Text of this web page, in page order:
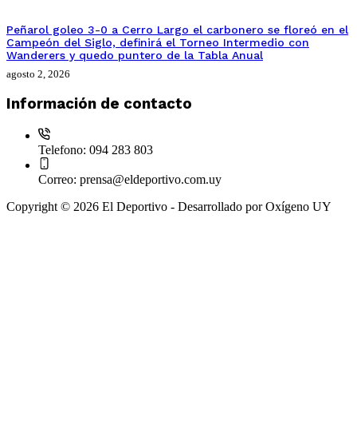
Peñarol goleo 3-0 a Cerro Largo el carbonero se floreó en el
Campeón del Siglo, definirá el Torneo Intermedio con
Wanderers y quedo puntero de la Tabla Anual
agosto 2, 2026
Información de contacto
Telefono: 094 283 803
Correo: prensa@eldeportivo.com.uy
Copyright © 2026 El Deportivo - Desarrollado por Oxígeno UY